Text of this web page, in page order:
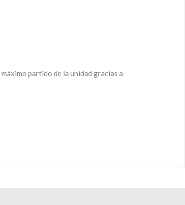
partido de la unidad gracias a